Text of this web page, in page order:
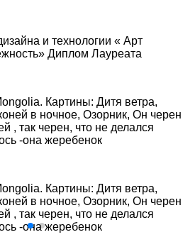
и технологии « Арт
Диплом Лауреата
Картины: Дитя ветра,
в ночное, Озорник, Он черен
, так черен, что не делался
-она жеребенок
Картины: Дитя ветра,
в ночное, Озорник, Он черен
, так черен, что не делался
-она жеребенок